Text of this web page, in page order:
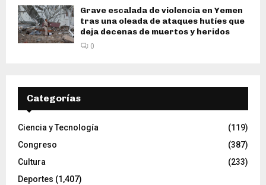
Grave escalada de violencia en Yemen
tras una oleada de ataques hutíes que
deja decenas de muertos y heridos
0
Categorías
Ciencia y Tecnología
(119)
Congreso
(387)
Cultura
(233)
Deportes (1,407)